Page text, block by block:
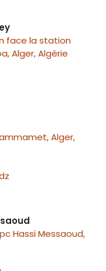
face la station
Alger, Algérie
Alger,
Hassi Messaoud,